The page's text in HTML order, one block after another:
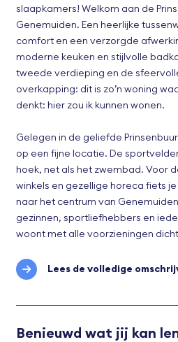
slaapkamers! Welkom aan de
Genemuiden. Een heerlijke
comfort en een verzorgde
moderne keuken en stijlvolle
tweede verdieping en de
overkapping: dit is zo’n woning
denkt: hier zou ik kunnen wonen.
Gelegen in de geliefde
op een fijne locatie. De
hoek, net als het zwembad. Voor
winkels en gezellige horeca fiets
naar het centrum van
gezinnen, sportliefhebbers en
woont met alle voorzieningen
Lees de volledige
Benieuwd wat jij kan